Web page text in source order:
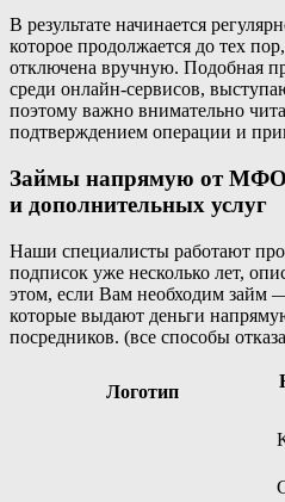
В результате начинается
которое продолжается до тех
отключена вручную. Подобная
среди онлайн-сервисов,
поэтому важно внимательно
подтверждением операции и
Займы напрямую от МФО
и дополнительных услуг
Наши специалисты работают
подписок уже несколько лет,
этом, если Вам необходим
которые выдают деньги
посредников. (все способы
Логотип